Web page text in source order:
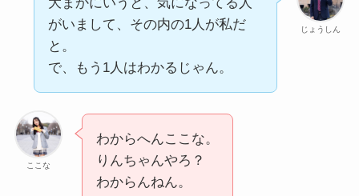
じょうしん
がいまして、その内の1人が私だ
と。
で、もう1人はわかるじゃん。
ここな
わからへんここな。
りんちゃんやろ？
わからんねん。